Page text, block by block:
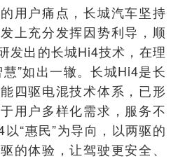
用户痛点，长城汽车坚持
上充分发挥因势利导，顺
发出的长城Hi4技术，在理
”如出一辙。长城Hi4是长
四驱电混技术体系，已形
用户多样化需求，服务不
“惠民”为导向，以两驱的
的体验，让驾驶更安全、